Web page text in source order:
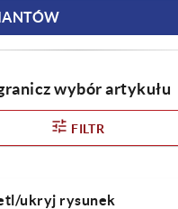
wybór artykułu
FILTR
ukryj rysunek